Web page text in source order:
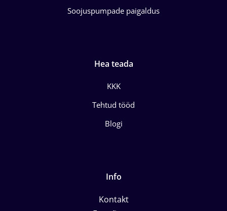
Soojuspumpade paigaldus
Hea teada
KKK
Tehtud tööd
Blogi
Info
Kontakt